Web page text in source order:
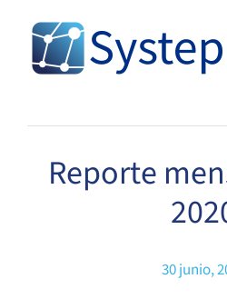
content
Reporte
30 junio,